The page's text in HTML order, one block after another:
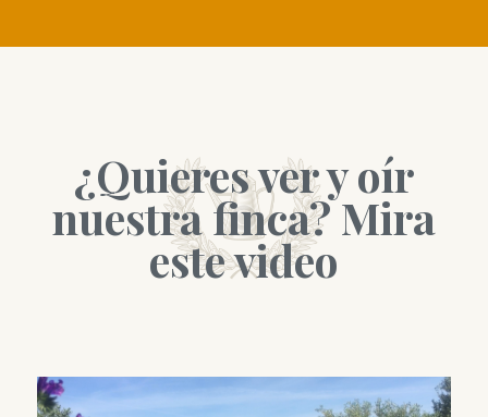
¿Quieres ver y oír
nuestra finca? Mira
este video